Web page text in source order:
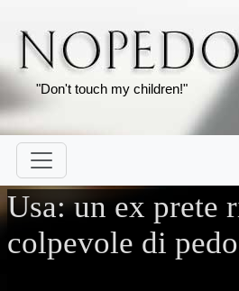
"Don't touch my children!"
Usa: un ex prete
colpevole di